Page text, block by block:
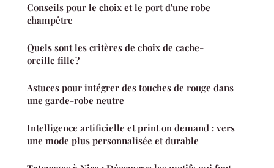
Conseils pour le choix et le port d'une robe
champêtre
Quels sont les critères de choix de cache-
oreille fille ?
Astuces pour intégrer des touches de rouge dans
une garde-robe neutre
Intelligence artificielle et print on demand : vers
une mode plus personnalisée et durable